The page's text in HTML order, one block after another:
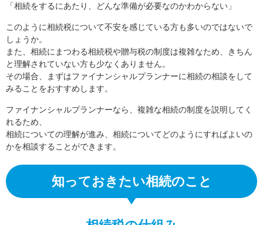
「相続をするにあたり、どんな準備が必要なのかわからない」
このように相続税について不安を感じている方も多いのではないで
しょうか。
また、相続にまつわる相続税や贈与税の制度は複雑なため、きちん
と理解されていない方も少なくありません。
その場合、まずはファイナンシャルプランナーに相続の相談をして
みることをおすすめします。
ファイナンシャルプランナーなら、複雑な相続の制度を説明してく
れるため、
相続についての理解が進み、相続についてどのようにすればよいの
かを相談することができます。
知っておきたい相続のこと